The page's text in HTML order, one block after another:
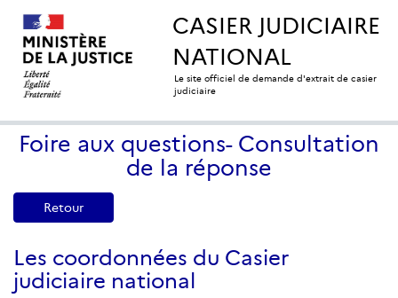
CASIER JUDICIAIRE
NATIONAL
Le site officiel de demande d'extrait de casier
judiciaire
Foire aux questions- Consultation
de la réponse
Retour
Les coordonnées du Casier
judiciaire national